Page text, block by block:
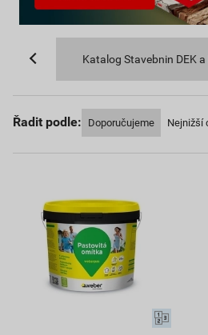
Katalog Stavebnin DEK
Řadit podle: Doporučujeme Nejnižší